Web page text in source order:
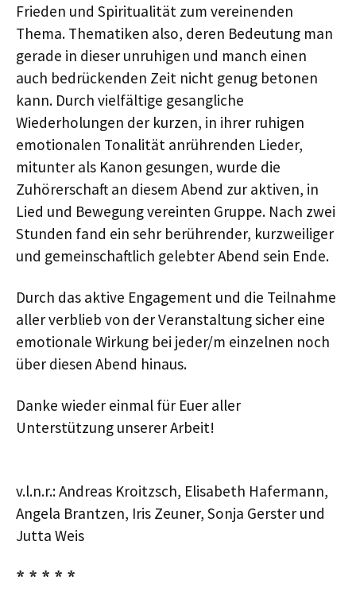
Frieden und Spiritualität zum vereinenden
Thema. Thematiken also, deren Bedeutung man
gerade in dieser unruhigen und manch einen
auch bedrückenden Zeit nicht genug betonen
kann. Durch vielfältige gesangliche
Wiederholungen der kurzen, in ihrer ruhigen
emotionalen Tonalität anrührenden Lieder,
mitunter als Kanon gesungen, wurde die
Zuhörerschaft an diesem Abend zur aktiven, in
Lied und Bewegung vereinten Gruppe. Nach zwei
Stunden fand ein sehr berührender, kurzweiliger
und gemeinschaftlich gelebter Abend sein Ende.
Durch das aktive Engagement und die Teilnahme
aller verblieb von der Veranstaltung sicher eine
emotionale Wirkung bei jeder/m einzelnen noch
über diesen Abend hinaus.
Danke wieder einmal für Euer aller
Unterstützung unserer Arbeit!
v.l.n.r.: Andreas Kroitzsch, Elisabeth Hafermann,
Angela Brantzen, Iris Zeuner, Sonja Gerster und
Jutta Weis
* * * * *